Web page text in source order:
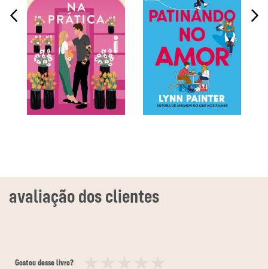
Gostou desse livro?